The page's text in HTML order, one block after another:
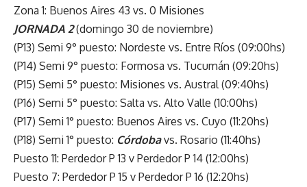
Zona 1: Buenos Aires 43 vs. 0 Misiones
JORNADA 2 (domingo 30 de noviembre)
(P13) Semi 9° puesto: Nordeste vs. Entre Ríos (09:00hs)
(P14) Semi 9° puesto: Formosa vs. Tucumán (09:20hs)
(P15) Semi 5° puesto: Misiones vs. Austral (09:40hs)
(P16) Semi 5° puesto: Salta vs. Alto Valle (10:00hs)
(P17) Semi 1° puesto: Buenos Aires vs. Cuyo (11:20hs)
(P18) Semi 1° puesto: Córdoba vs. Rosario (11:40hs)
Puesto 11: Perdedor P 13 v Perdedor P 14 (12:00hs)
Puesto 7: Perdedor P 15 v Perdedor P 16 (12:20hs)